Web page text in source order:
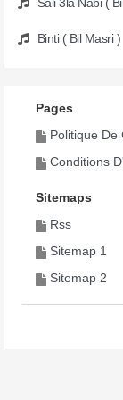
Sali 3la Nabi (
Binti ( Bil Masri )
Pages
Politique De
Conditions
Sitemaps
Rss
Sitemap 1
Sitemap 2